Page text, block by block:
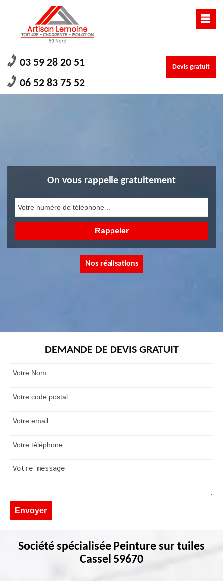
03 59 28 20 51
06 52 83 75 52
Devis gratuit
On vous rappelle gratuitement
Nos réalisations
DEMANDE DE DEVIS GRATUIT
Société spécialisée Peinture sur tuiles
Cassel 59670